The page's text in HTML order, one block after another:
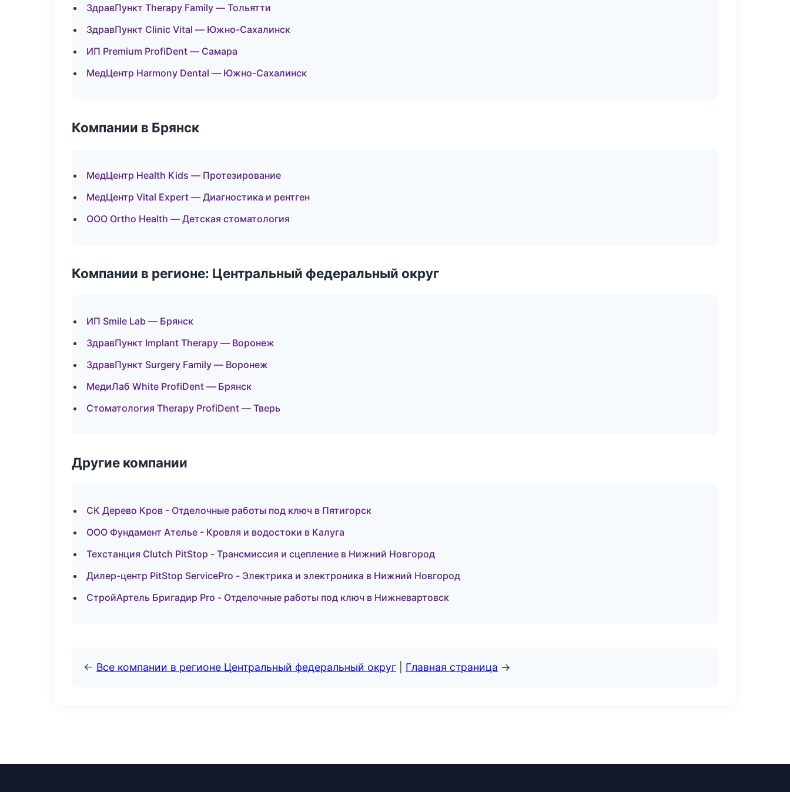
ЗдравПункт Therapy Family — Тольятти
ЗдравПункт Clinic Vital — Южно-Сахалинск
ИП Premium ProfiDent — Самара
МедЦентр Harmony Dental — Южно-Сахалинск
Компании в Брянск
МедЦентр Health Kids — Протезирование
МедЦентр Vital Expert — Диагностика и рентген
ООО Ortho Health — Детская стоматология
Компании в регионе: Центральный федеральный округ
ИП Smile Lab — Брянск
ЗдравПункт Implant Therapy — Воронеж
ЗдравПункт Surgery Family — Воронеж
МедиЛаб White ProfiDent — Брянск
Стоматология Therapy ProfiDent — Тверь
Другие компании
СК Дерево Кров - Отделочные работы под ключ в Пятигорск
ООО Фундамент Ателье - Кровля и водостоки в Калуга
Техстанция Clutch PitStop - Трансмиссия и сцепление в Нижний Новгород
Дилер-центр PitStop ServicePro - Электрика и электроника в Нижний Новгород
СтройАртель Бригадир Pro - Отделочные работы под ключ в Нижневартовск
← Все компании в регионе Центральный федеральный округ Главная страница →